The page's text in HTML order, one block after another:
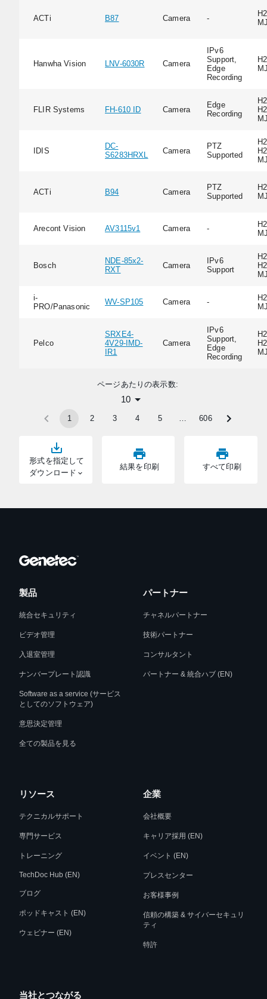
形式を指定して
ダウンロード
結果を印刷 すべて印刷
ACTi B87 Camera -
Hanwha Vision LNV-6030R Camera
IPv6
Support,
Edge
Recording
FLIR Systems FH-610 ID Camera
Edge
Recording
IDIS
DC-
S6283HRXL
Camera
PTZ
Supported
ACTi B94 Camera
PTZ
Supported
Arecont Vision AV3115v1 Camera -
Bosch
NDE-85x2-
RXT
Camera
IPv6
Support
i-
PRO/Panasonic
WV-SP105 Camera -
Pelco
SRXE4-
4V29-IMD-
IR1
Camera
IPv6
Support,
Edge
Recording
ページあたりの表示数:
10
1 2 3 4 5 … 606
製品
統合セキュリティ
ビデオ管理
入退室管理
ナンバープレート認識
Software as a service (サービス
としてのソフトウェア)
意思決定管理
全ての製品を見る
パートナー
チャネルパートナー
技術パートナー
コンサルタント
パートナー & 統合ハブ (EN)
リソース
テクニカルサポート
専門サービス
トレーニング
TechDoc Hub (EN)
ブログ
ポッドキャスト (EN)
ウェビナー (EN)
企業
会社概要
キャリア採用 (EN)
イベント (EN)
プレスセンター
お客様事例
信頼の構築 & サイバーセキュリ
ティ
特許
当社とつながる